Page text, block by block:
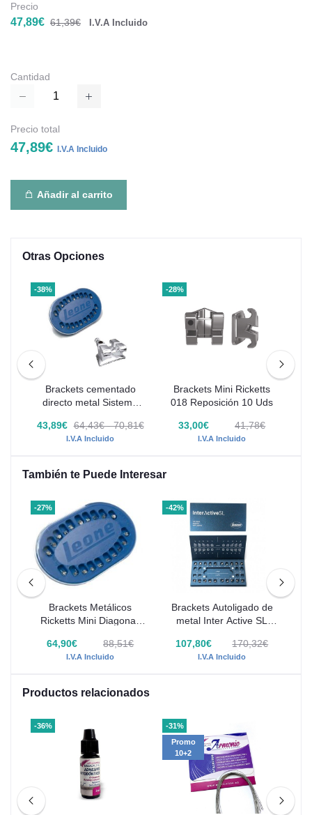
Precio
47,89€ 61,39€ I.V.A Incluido
Cantidad
Precio total
47,89€ I.V.A Incluido
Añadir al carrito
Otras Opciones
-38%
Brackets cementado
directo metal Sistema
Caso
43,89€ 64,43€ - 70,81€
I.V.A Incluido
-28%
Brackets Mini Ricketts
018 Reposición 10 Uds
33,00€ 41,78€
I.V.A Incluido
También te Puede Interesar
-27%
Brackets Metálicos
Ricketts Mini Diagonali
64,90€
88,51€
I.V.A Incluido
-42%
Brackets Autoligado de
metal Inter Active SL
107,80€
170,32€
I.V.A Incluido
Productos relacionados
-36%
-31%
Promo
10+2